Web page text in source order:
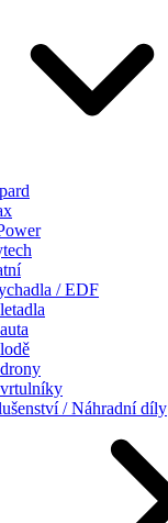
/ EDF
/ Náhradní díly